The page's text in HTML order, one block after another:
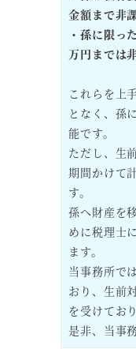
金額まで非
・孫に限っ
万円までは
これらを上
となく、孫
能です。
ただし、生
期間かけて
す。
孫へ財産を
めに税理士
ます。
当事務所で
おり、生前
を受けてお
是非、当事